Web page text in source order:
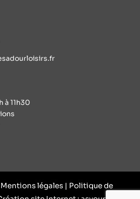
à 11h30
Mentions légales | Politique de